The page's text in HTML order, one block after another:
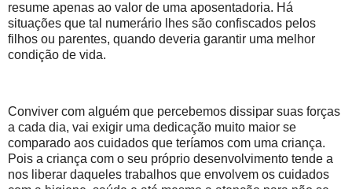
resume apenas ao valor de uma aposentadoria. Há
situações que tal numerário lhes são confiscados pelos
filhos ou parentes, quando deveria garantir uma melhor
condição de vida.
Conviver com alguém que percebemos dissipar suas forças
a cada dia, vai exigir uma dedicação muito maior se
comparado aos cuidados que teríamos com uma criança.
Pois a criança com o seu próprio desenvolvimento tende a
nos liberar daqueles trabalhos que envolvem os cuidados